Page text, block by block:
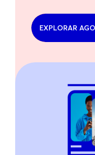
EXPLORAR